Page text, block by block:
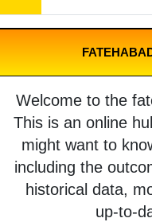
Welcome to the
This is an online
might want to
including the
historical data,
up-to-